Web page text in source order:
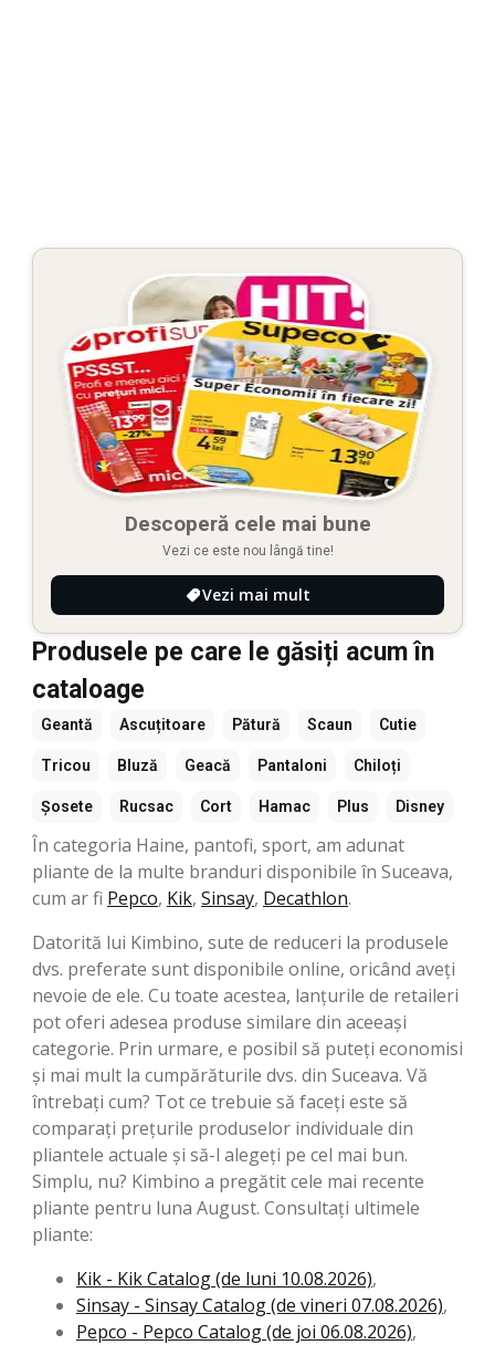
Descoperă cele mai bune
Vezi ce este nou lângă tine!
Vezi mai mult
Produsele pe care le găsiți acum în
cataloage
Geantă Ascuțitoare Pătură Scaun Cutie
Tricou Bluză Geacă Pantaloni Chiloți
Șosete Rucsac Cort Hamac Plus Disney
În categoria Haine, pantofi, sport, am adunat
pliante de la multe branduri disponibile în Suceava,
cum ar fi Pepco, Kik, Sinsay, Decathlon.
Datorită lui Kimbino, sute de reduceri la produsele
dvs. preferate sunt disponibile online, oricând aveți
nevoie de ele. Cu toate acestea, lanțurile de retaileri
pot oferi adesea produse similare din aceeași
categorie. Prin urmare, e posibil să puteți economisi
și mai mult la cumpărăturile dvs. din Suceava. Vă
întrebați cum? Tot ce trebuie să faceți este să
comparați prețurile produselor individuale din
pliantele actuale și să-l alegeți pe cel mai bun.
Simplu, nu? Kimbino a pregătit cele mai recente
pliante pentru luna August. Consultați ultimele
pliante:
Kik - Kik Catalog (de luni 10.08.2026),
Sinsay - Sinsay Catalog (de vineri 07.08.2026),
Pepco - Pepco Catalog (de joi 06.08.2026),